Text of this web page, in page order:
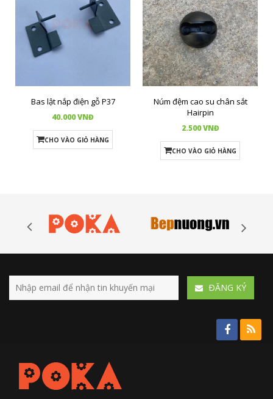
Bas lật nắp điện gỗ P37
40.000 VNĐ
CHO VÀO GIỎ HÀNG
Núm đệm cao su chân sắt
Hairpin
2.500 VNĐ
CHO VÀO GIỎ HÀNG
ÐĂNG KÝ